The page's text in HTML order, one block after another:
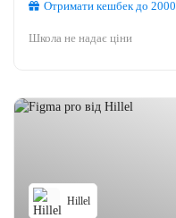
Отримати кешбекдо 2000
Школа не надає ціни
Hillel